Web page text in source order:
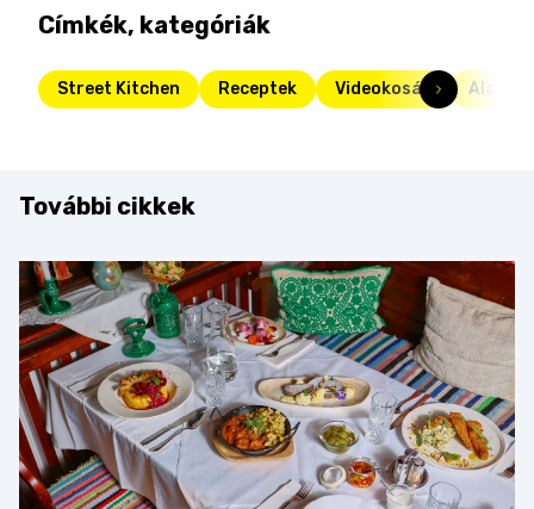
Címkék, kategóriák
Street Kitchen Receptek Videokosár
További cikkek